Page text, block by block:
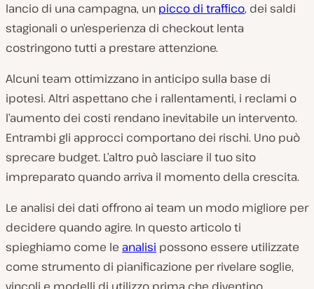
lancio di una campagna, un picco di traffico, dei saldi
stagionali o un’esperienza di checkout lenta
costringono tutti a prestare attenzione.
Alcuni team ottimizzano in anticipo sulla base di
ipotesi. Altri aspettano che i rallentamenti, i reclami o
l’aumento dei costi rendano inevitabile un intervento.
Entrambi gli approcci comportano dei rischi. Uno può
sprecare budget. L’altro può lasciare il tuo sito
impreparato quando arriva il momento della crescita.
Le analisi dei dati offrono ai team un modo migliore per
decidere quando agire. In questo articolo ti
spieghiamo come le analisi possono essere utilizzate
come strumento di pianificazione per rivelare soglie,